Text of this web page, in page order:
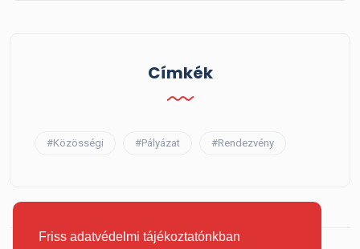
Címkék
#Közösségi #Pályázat #Rendezvény
Friss adatvédelmi tájékoztatónkban